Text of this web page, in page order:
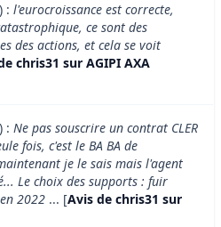
: l'eurocroissance est correcte,
ce sont des
des actions, et cela se voit
chris31 sur AGIPI AXA
: Ne pas souscrire un contrat CLER
fois, c'est le BA BA de
je le sais mais l'agent
Le choix des supports : fuir
2022 ... [Avis de chris31 sur